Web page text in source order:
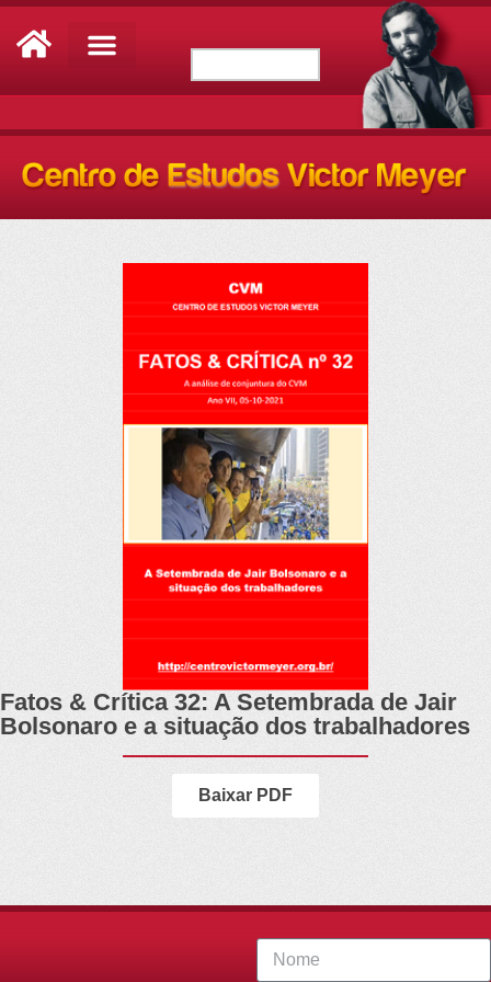
Fatos & Crítica 32: A Setembrada de Jair
Bolsonaro e a situação dos trabalhadores
Baixar PDF